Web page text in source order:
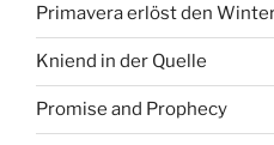
Primavera erlöst den
Kniend in der Quelle
Promise and Prophecy